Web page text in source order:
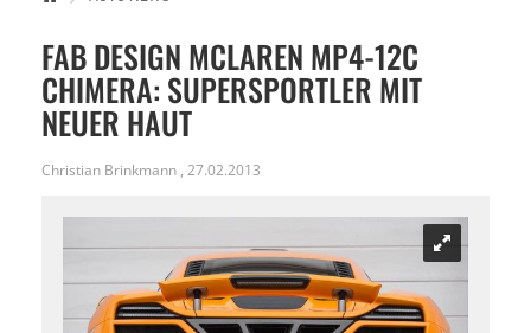
FAB DESIGN MCLAREN MP4-12C
CHIMERA: SUPERSPORTLER MIT
NEUER HAUT
Christian Brinkmann , 27.02.2013